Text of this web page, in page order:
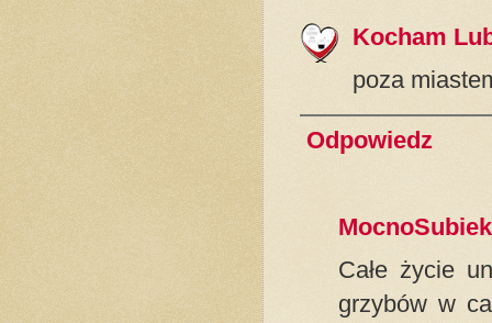
Kocham
poza
Odpowiedz
Całe życie
grzybów w